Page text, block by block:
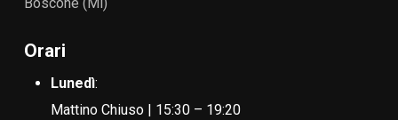
Orari
Lunedì:
Mattino Chiuso | 15:30 – 19:20